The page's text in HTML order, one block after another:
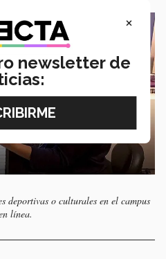
deportivas o culturales en el campus
línea.
×
newsletter de